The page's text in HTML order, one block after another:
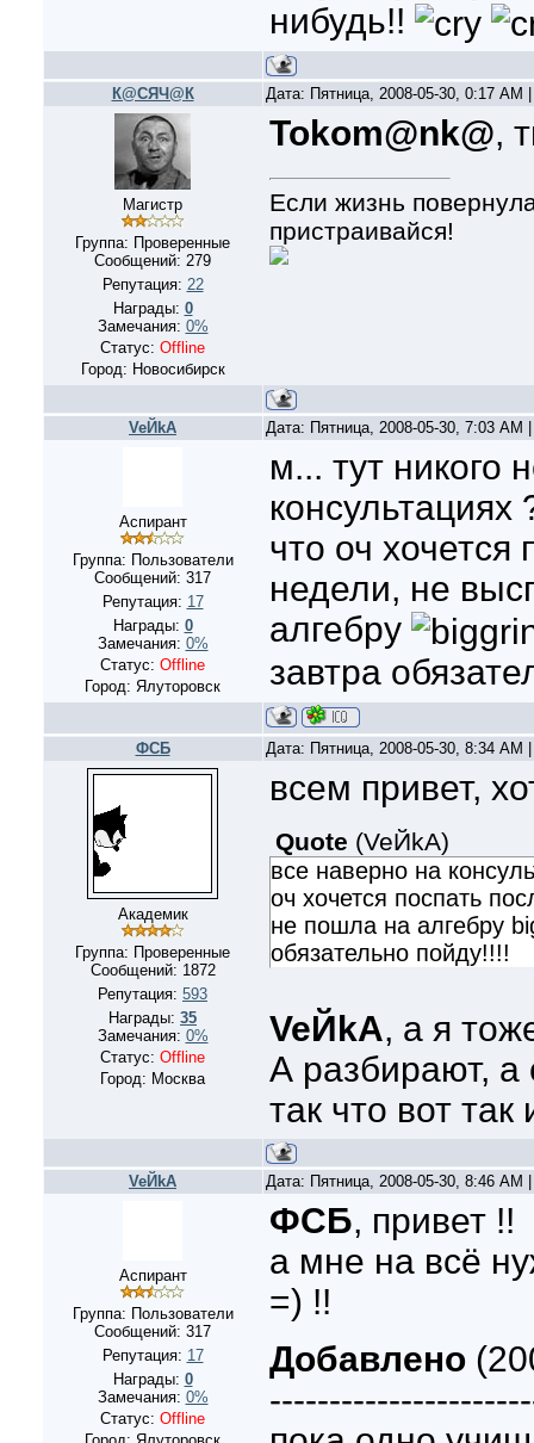
нибудь!!
К@СЯЧ@К Дата: Пятница, 2008-05-30, 0:17
Магистр
Группа: Проверенные
Сообщений: 279
Репутация: 22
Награды: 0
Замечания: 0%
Статус: Offline
Город: Новосибирск
Tokom@nk@,
Если жизнь
пристраивайся!
VeЙkA Дата: Пятница, 2008-05-30, 7:03
Аспирант
Группа: Пользователи
Сообщений: 317
Репутация: 17
Награды: 0
Замечания: 0%
Статус: Offline
Город: Ялуторовск
м... тут никого
что оч хочется
недели, не
алгебру
завтра
ФСБ Дата: Пятница, 2008-05-30, 8:34
Академик
Группа: Проверенные
Сообщений: 1872
Репутация: 593
Награды: 35
Замечания: 0%
Статус: Offline
Город: Москва
всем привет,
Quote (VeЙkA)
все наверно на
оч хочется поспать
не пошла на алгебру
обязательно пойду!!!!
VeЙkA, а я
А разбирают, а
так что вот
VeЙkA Дата: Пятница, 2008-05-30, 8:46
Аспирант
Группа: Пользователи
Сообщений: 317
Репутация: 17
Награды: 0
Замечания: 0%
Статус: Offline
ФСБ, привет !!
а мне на всё
=) !!
Добавлено